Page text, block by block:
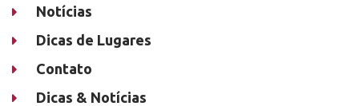
Notícias
Dicas de Lugares
Contato
Dicas & Notícias